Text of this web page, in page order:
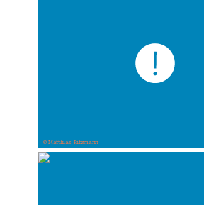
© Matthias Ritzmann